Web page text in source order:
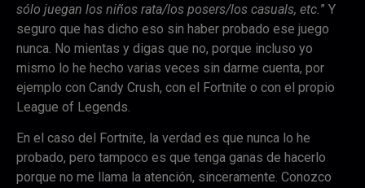
sólo juegan los niños rata/los posers/los casuals, etc. ” Y
seguro que has dicho eso sin haber probado ese juego
nunca. No mientas y digas que no, porque incluso yo
mismo lo he hecho varias veces sin darme cuenta, por
ejemplo con Candy Crush, con el Fortnite o con el propio
League of Legends.
En el caso del Fortnite, la verdad es que nunca lo he
probado, pero tampoco es que tenga ganas de hacerlo
porque no me llama la atención, sinceramente. Conozco